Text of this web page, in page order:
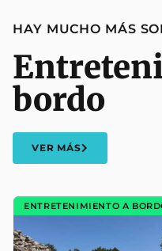
HAY MUCHO MÁS
bordo
VER MÁS
ENTRETENIMIENTO A